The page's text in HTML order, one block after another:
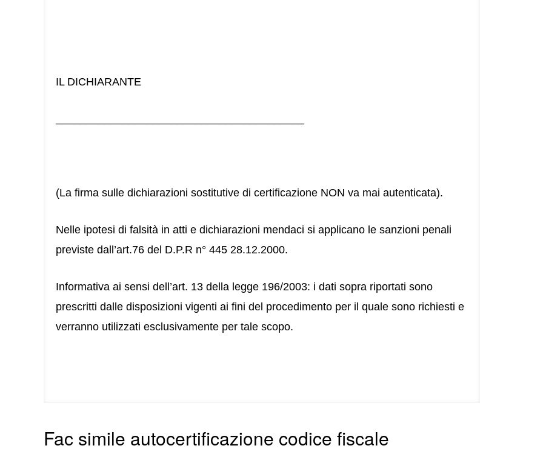
IL DICHIARANTE
(La firma sulle dichiarazioni sostitutive di certificazione NON va mai autenticata).
Nelle ipotesi di falsità in atti e dichiarazioni mendaci si applicano le sanzioni penali
previste dall’art.76 del D.P.R n° 445 28.12.2000.
Informativa ai sensi dell’art. 13 della legge 196/2003: i dati sopra riportati sono
prescritti dalle disposizioni vigenti ai fini del procedimento per il quale sono richiesti e
verranno utilizzati esclusivamente per tale scopo.
Fac simile autocertificazione codice fiscale